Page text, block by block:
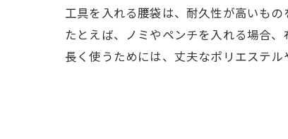
工具を入れる腰袋は、耐久性が高いもの
たとえば、ノミやペンチを入れる場合、
長く使うためには、丈夫なポリエステル